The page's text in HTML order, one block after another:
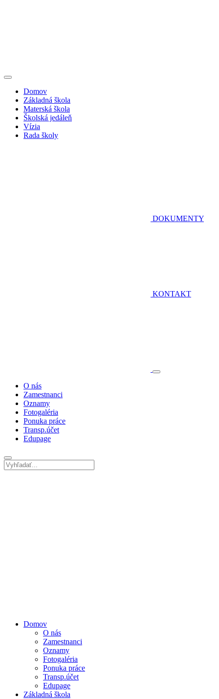
Domov
Základná škola
Materská škola
Školská jedáleň
Vízia
Rada školy
DOKUMENTY
KONTAKT
O nás
Zamestnanci
Oznamy
Fotogaléria
Ponuka práce
Transp.účet
Edupage
Domov
O nás
Zamestnanci
Oznamy
Fotogaléria
Ponuka práce
Transp.účet
Edupage
Základná škola